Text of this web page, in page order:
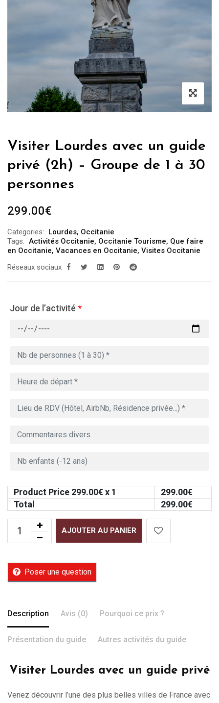
Visiter Lourdes avec un guide
privé (2h) – Groupe de 1 à 30
personnes
299.00€
Categories: Lourdes, Occitanie
Tags: Activités Occitanie, Occitanie Tourisme, Que faire
en Occitanie, Vacances en Occitanie, Visites Occitanie
Réseaux sociaux
Jour de l’activité *
Product Price 299.00€ x 1 299.00€
Total
299.00€
AJOUTER AU PANIER
Poser une question
Description Avis (0) Pourquoi ce prix ?
Présentation du guide Autres activités du guide
Visiter Lourdes avec un guide privé
Venez découvrir l’une des plus belles villes de France avec